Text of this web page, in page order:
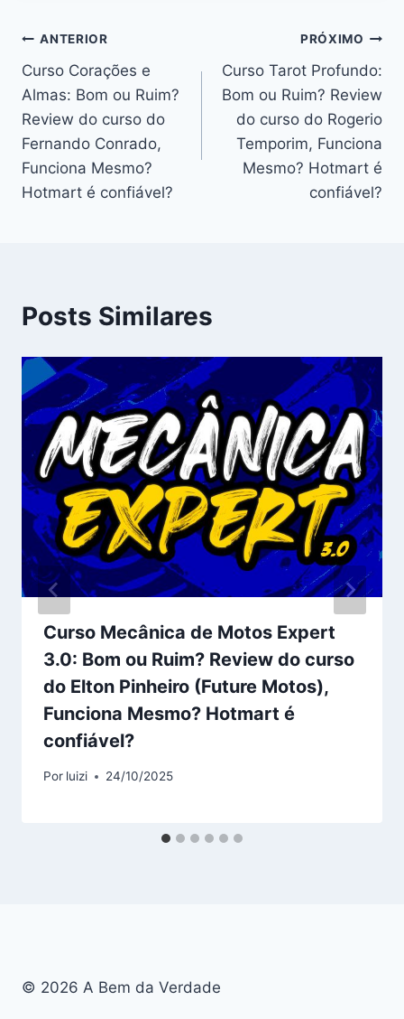
Navegação
de
Post
ANTERIOR
Curso Corações e
Almas: Bom ou Ruim?
Review do curso do
Fernando Conrado,
Funciona Mesmo?
Hotmart é confiável?
PRÓXIMO
Curso Tarot Profundo:
Bom ou Ruim? Review
do curso do Rogerio
Temporim, Funciona
Mesmo? Hotmart é
confiável?
Posts Similares
Curso Mecânica de Motos Expert
3.0: Bom ou Ruim? Review do curso
do Elton Pinheiro (Future Motos),
Funciona Mesmo? Hotmart é
confiável?
Por luizi 24/10/2025
© 2026 A Bem da Verdade